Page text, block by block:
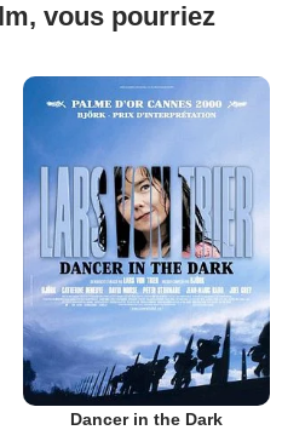
vous pourriez
Dancer in the Dark